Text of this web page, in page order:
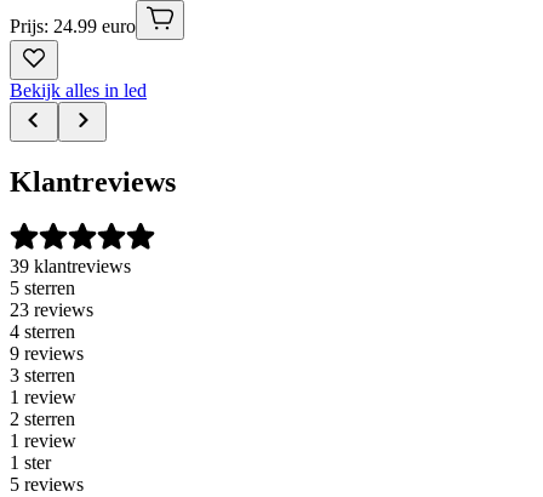
Prijs: 24.99 euro
Bekijk alles in led
Klantreviews
39 klantreviews
5 sterren
23 reviews
4 sterren
9 reviews
3 sterren
1 review
2 sterren
1 review
1 ster
5 reviews